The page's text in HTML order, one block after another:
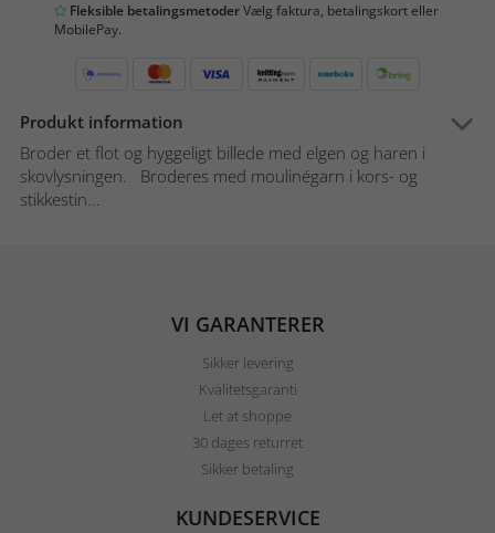
Fleksible betalingsmetoderVælg faktura, betalingskort eller
MobilePay.
Produkt information
Broder et flot og hyggeligt billede med elgen og haren i
skovlysningen. Broderes med moulinégarn i kors- og
stikkestin...
VI GARANTERER
Sikker levering
Kvalitetsgaranti
Let at shoppe
30 dages returret
Sikker betaling
KUNDESERVICE